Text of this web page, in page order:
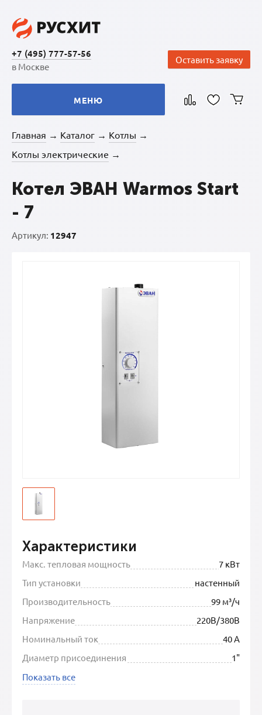
+7 (495) 777-57-56
в Москве
Оставить заявку
МЕНЮ
Главная → Каталог → Котлы →
Котлы электрические →
Котел ЭВАН Warmos Start
- 7
Артикул: 12947
Характеристики
Макс. тепловая мощность
7 кВт
Тип установки
настенный
Производительность
99 м³/ч
Напряжение
220В/380В
Номинальный ток
40 А
Диаметр присоединения
1"
Показать все